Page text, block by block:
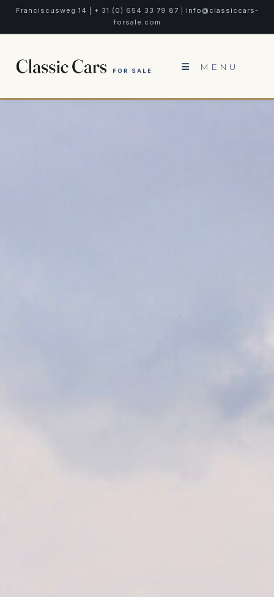
Franciscusweg 14 | + 31 (0) 654 33 79 87 | info@classiccars-
forsale.com
MENU